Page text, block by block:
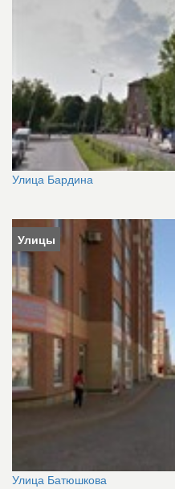
Улица Бардина
Улицы
Улица Батюшкова